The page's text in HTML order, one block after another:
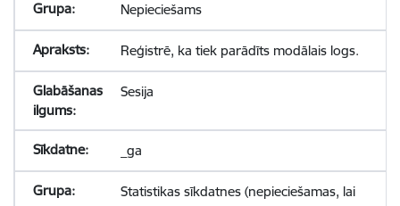
Nepieciešams
Reģistrē, ka tiek parādīts modālais logs.
Sesija
_ga
Statistikas sīkdatnes (nepieciešamas, lai